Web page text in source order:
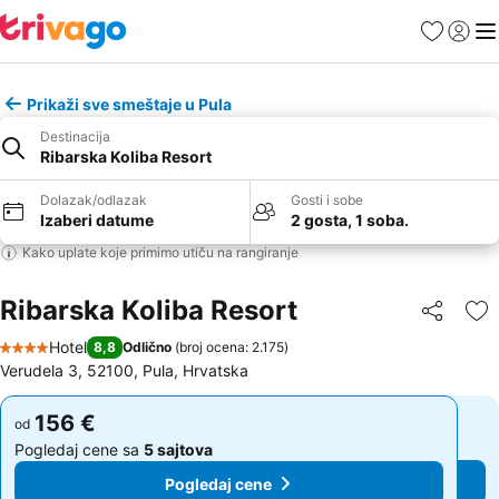
FavoritiPrijavi
Prikaži sve smeštaje u Pula
Destinacija
Ribarska Koliba Resort
Dolazak/odlazak
Izaberi datume
Gosti i sobe
2 gosta, 1 soba.
Kako uplate koje primimo utiču na rangiranje
Ribarska Koliba Resort Deli
4 Zvezdice
Hotel 8,8 Odlično (broj ocena: 2.175)
Verudela 3, 52100, Pula, Hrvatska
od 156 €
Pogledaj cene sa 5 sajtova
Pogledaj cene
od 156 €
Pogledaj cene sa 5 sajtova
Pogledaj cene